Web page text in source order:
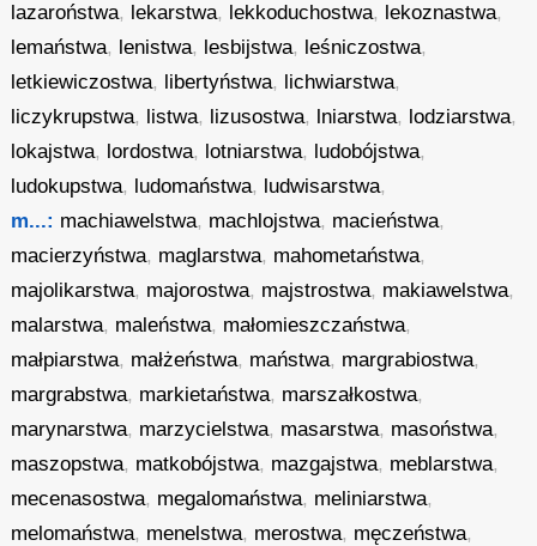
lazaroństwa, lekarstwa, lekkoduchostwa, lekoznastwa,
lemaństwa, lenistwa, lesbijstwa, leśniczostwa,
letkiewiczostwa, libertyństwa, lichwiarstwa,
liczykrupstwa, listwa, lizusostwa, lniarstwa, lodziarstwa,
lokajstwa, lordostwa, lotniarstwa, ludobójstwa,
ludokupstwa, ludomaństwa, ludwisarstwa,
m...: machiawelstwa, machlojstwa, macieństwa,
macierzyństwa, maglarstwa, mahometaństwa,
majolikarstwa, majorostwa, majstrostwa, makiawelstwa,
malarstwa, maleństwa, małomieszczaństwa,
małpiarstwa, małżeństwa, maństwa, margrabiostwa,
margrabstwa, markietaństwa, marszałkostwa,
marynarstwa, marzycielstwa, masarstwa, masoństwa,
maszopstwa, matkobójstwa, mazgajstwa, meblarstwa,
mecenasostwa, megalomaństwa, meliniarstwa,
melomaństwa, menelstwa, merostwa, męczeństwa,